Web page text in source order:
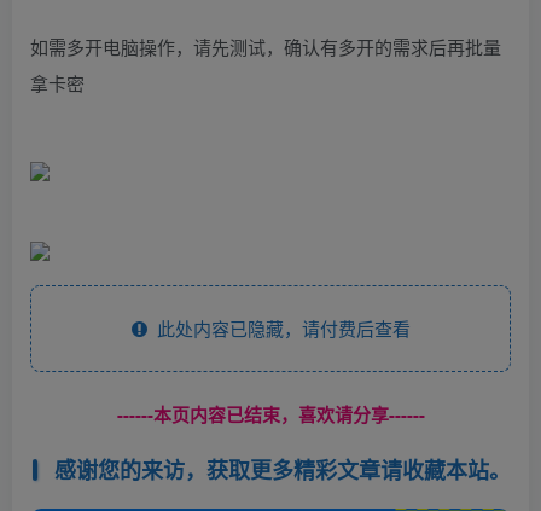
如需多开电脑操作，请先测试，确认有多开的需求后再批量
拿卡密
此处内容已隐藏，请付费后查看
------本页内容已结束，喜欢请分享------
感谢您的来访，获取更多精彩文章请收藏本站。